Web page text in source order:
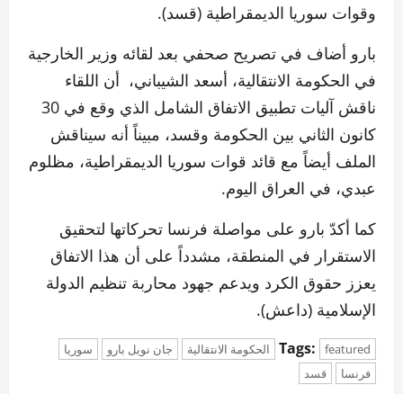
وقوات سوريا الديمقراطية (قسد).
بارو أضاف في تصريح صحفي بعد لقائه وزير الخارجية
في الحكومة الانتقالية، أسعد الشيباني، أن اللقاء
ناقش آليات تطبيق الاتفاق الشامل الذي وقع في 30
كانون الثاني بين الحكومة وقسد، مبيناً أنه سيناقش
الملف أيضاً مع قائد قوات سوريا الديمقراطية، مظلوم
عبدي، في العراق اليوم.
كما أكدّ بارو على مواصلة فرنسا تحركاتها لتحقيق
الاستقرار في المنطقة، مشدداً على أن هذا الاتفاق
يعزز حقوق الكرد ويدعم جهود محاربة تنظيم الدولة
الإسلامية (داعش).
Tags: featured الحكومة الانتقالية جان نويل بارو
سوريا
فرنسا
قسد